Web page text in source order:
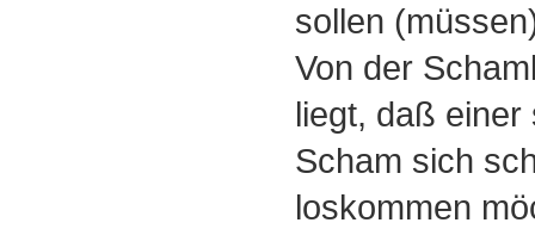
sollen
Von der
liegt, daß einer
Scham sich
loskommen